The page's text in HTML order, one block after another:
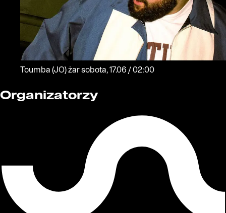
Toumba (JO)żar sobota, 17.06 / 02:00
Organizatorzy